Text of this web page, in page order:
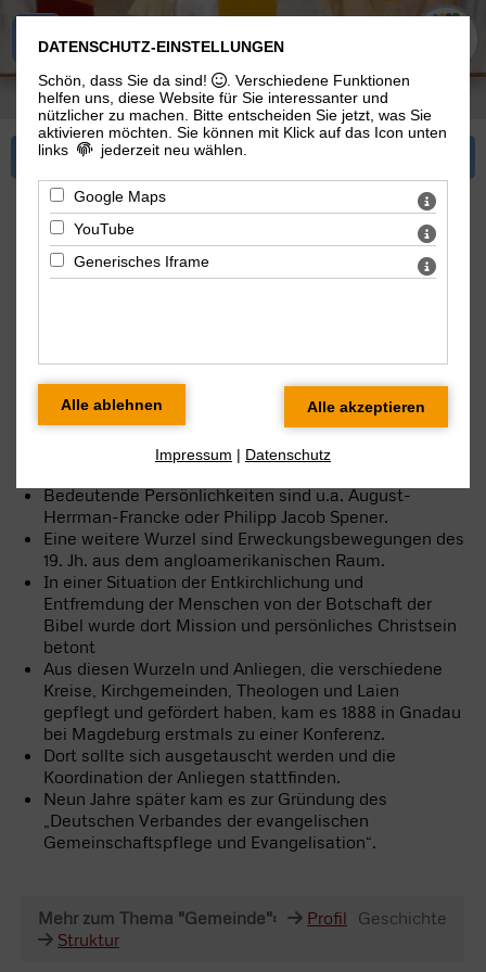
Landeskirchliche Gemeinschaft
Sie sind hier:Landeskirchliche Gemeinschaft>Gemeinde> Geschichte
Mehr zu Gemeinde
Geschichte der Landeskirchlichen
Gemeinschaft
Aufbruchbewegung. Der Pietismus wiederum ist eine
Rückbesinnung auf Anliegen und Gedanken der
Reformation und Martin Luthers.
Betont wurde dabei eine persönliche Beziehung zu
Gott, der Mitdienst aller Glaubenden und die Bibel als
Bedeutende Persönlichkeiten sind u.a. August-
Herrman-Francke oder Philipp Jacob Spener.
Eine weitere Wurzel sind Erweckungsbewegungen des
19. Jh. aus dem angloamerikanischen Raum.
In einer Situation der Entkirchlichung und
Entfremdung der Menschen von der Botschaft der
Bibel wurde dort Mission und persönliches Christsein
betont
Aus diesen Wurzeln und Anliegen, die verschiedene
Kreise, Kirchgemeinden, Theologen und Laien
gepflegt und gefördert haben, kam es 1888 in Gnadau
bei Magdeburg erstmals zu einer Konferenz.
Dort sollte sich ausgetauscht werden und die
Koordination der Anliegen stattfinden.
Neun Jahre später kam es zur Gründung des
„Deutschen Verbandes der evangelischen
Gemeinschaftspflege und Evangelisation“.
Mehr zum Thema "Gemeinde": Profil Geschichte
Struktur
DATENSCHUTZ-EINSTELLUNGEN
Schön, dass Sie da sind!
. Verschiedene Funktionen
helfen uns, diese Website für Sie interessanter und
nützlicher zu machen.
Bitte entscheiden Sie jetzt, was Sie
aktivieren möchten. Sie können mit Klick auf das Icon unten
links
jederzeit neu wählen.
Google Maps
YouTube
Generisches Iframe
Impressum | Datenschutz